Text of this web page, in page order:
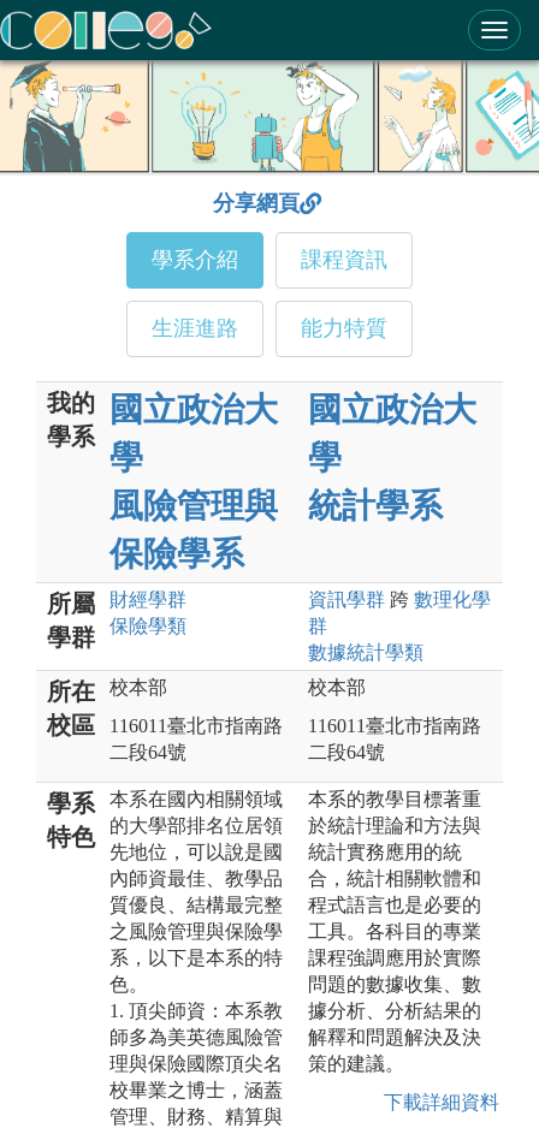
ColleGo! 大學選才與高中育才輔助系統
分享網頁
學系介紹 課程資訊
生涯進路 能力特質
我的
學系
國立政治大
學
風險管理與
保險學系
國立政治大
學
統計學系
所屬
學群
財經學群
保險學類
資訊學群 跨 數理化學
群
數據統計學類
所在
校區
校本部
116011臺北市指南路
二段64號
校本部
116011臺北市指南路
二段64號
學系
特色
本系在國內相關領域
的大學部排名位居領
先地位，可以說是國
內師資最佳、教學品
質優良、結構最完整
之風險管理與保險學
系，以下是本系的特
色。
1. 頂尖師資：本系教
師多為美英德風險管
理與保險國際頂尖名
校畢業之博士，涵蓋
管理、財務、精算與
本系的教學目標著重
於統計理論和方法與
統計實務應用的統
合，統計相關軟體和
程式語言也是必要的
工具。各科目的專業
課程強調應用於實際
問題的數據收集、數
據分析、分析結果的
解釋和問題解決及決
策的建議。
下載詳細資料